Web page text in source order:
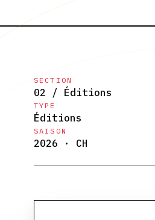
SECTION
02 / Éditions
TYPE
Éditions
SAISON
2026 · CH